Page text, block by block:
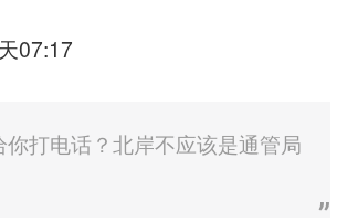
07:17
你打电话？北岸不应该是通管局